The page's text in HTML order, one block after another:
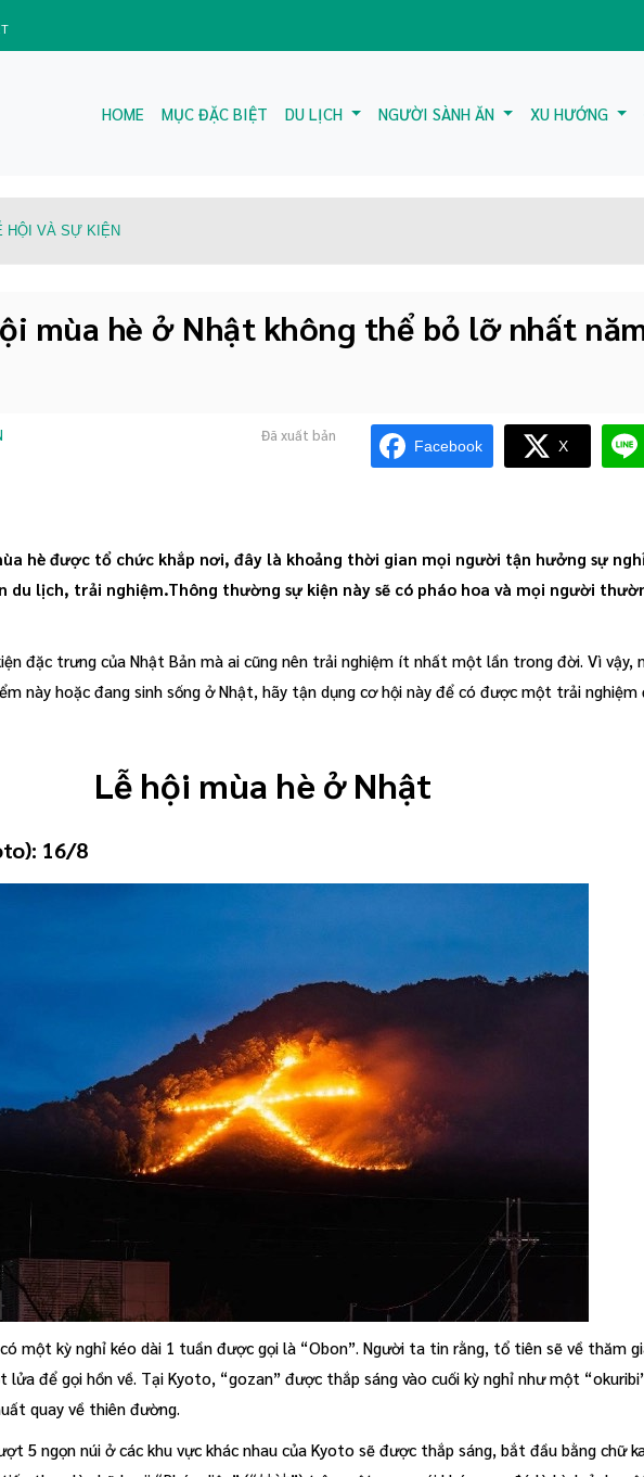
HOME MỤC ĐẶC BIỆT DU LỊCH NGƯỜI SÀNH ĂN XU HƯỚNG
HỘI VÀ SỰ KIỆN
mùa hè ở Nhật không thể bỏ lỡ nhất
Đã xuất bản
Facebook X
hè được tổ chức khắp nơi, đây là khoảng thời gian mọi người tận hưởng sự
du lịch, trải nghiệm.Thông thường sự kiện này sẽ có pháo hoa và mọi người
đặc trưng của Nhật Bản mà ai cũng nên trải nghiệm ít nhất một lần trong đời. Vì vậy,
này hoặc đang sinh sống ở Nhật, hãy tận dụng cơ hội này để có được một trải nghiệm
Lễ hội mùa hè ở Nhật
): 16/8
một kỳ nghỉ kéo dài 1 tuần được gọi là “Obon”. Người ta tin rằng, tổ tiên sẽ về thăm
để gọi hồn về. Tại Kyoto, “gozan” được thắp sáng vào cuối kỳ nghỉ như một
quay về thiên đường.
5 ngọn núi ở các khu vực khác nhau của Kyoto sẽ được thắp sáng, bắt đầu bằng chữ